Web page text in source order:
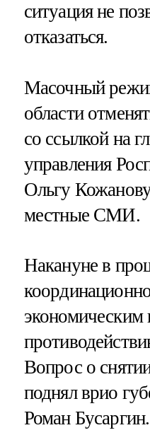
ситуация не
отказаться.
Масочный
области
со ссылкой на
управления
Ольгу
местные СМИ.
Накануне в
экономическим
Вопрос о
поднял врио
Роман